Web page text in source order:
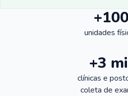
+100
unidades
+3
clínicas e
coleta de